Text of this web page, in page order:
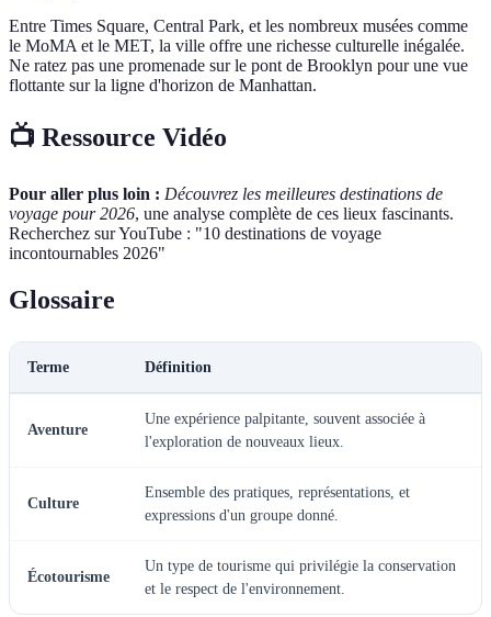
Entre Times Square, Central Park, et les nombreux musées comme
le MoMA et le MET, la ville offre une richesse culturelle inégalée.
Ne ratez pas une promenade sur le pont de Brooklyn pour une vue
flottante sur la ligne d'horizon de Manhattan.
📺 Ressource Vidéo
Pour aller plus loin : Découvrez les meilleures destinations de
voyage pour 2026, une analyse complète de ces lieux fascinants.
Recherchez sur YouTube : "10 destinations de voyage
incontournables 2026"
Glossaire
Terme Définition
Aventure
Une expérience palpitante, souvent associée à
l'exploration de nouveaux lieux.
Culture
Ensemble des pratiques, représentations, et
expressions d'un groupe donné.
Écotourisme
Un type de tourisme qui privilégie la conservation
et le respect de l'environnement.